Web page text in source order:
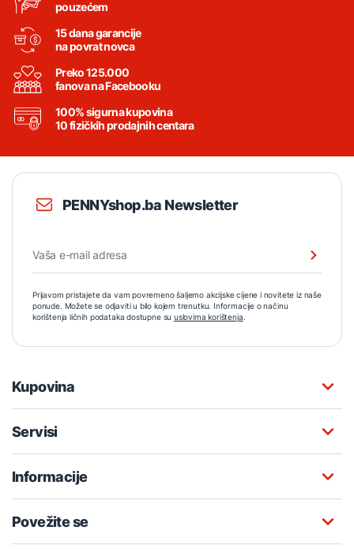
pouzećem
15 dana garancije
na povrat novca
Preko 125.000
fanova na Facebooku
100% sigurna kupovina
10 fizičkih prodajnih centara
PENNYshop.ba Newsletter
Prijavom pristajete da vam povremeno šaljemo akcijske cijene i novitete iz naše
ponude. Možete se odjaviti u bilo kojem trenutku. Informacije o načinu
korištenja ličnih podataka dostupne su uslovima korištenja.
Kupovina
Servisi
Informacije
Povežite se